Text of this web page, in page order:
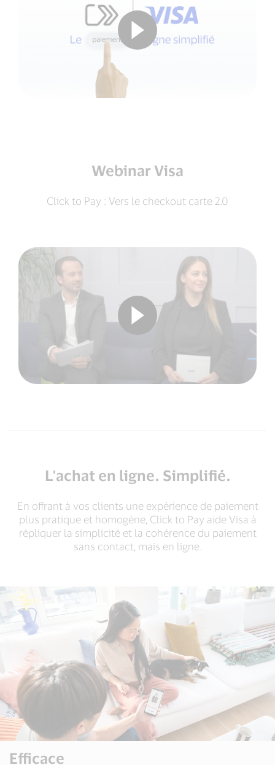
Webinar Visa
Click to Pay : Vers le checkout carte 2.0
L'achat en ligne. Simplifié.
En offrant à vos clients une expérience de paiement
plus pratique et homogène, Click to Pay aide Visa à
répliquer la simplicité et la cohérence du paiement
sans contact, mais en ligne.
Efficace